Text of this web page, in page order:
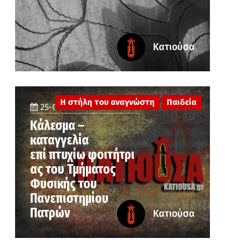
Κατιούσα
25-06-2026
Κάλεσμα –
καταγγελία
επί πτυχίω φοιτήτρι
ας του Τμήματος
Φυσικής του
Πανεπιστημίου
Πατρών
Η στήλη του αναγνώστη Παιδεία
Κατιούσα